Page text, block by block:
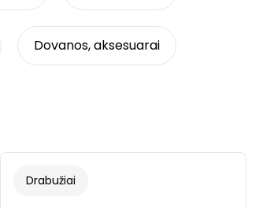
Dovanos, aksesuarai
Drabužiai